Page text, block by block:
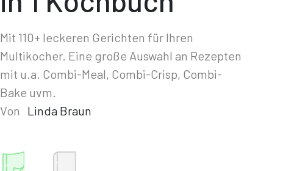
Mit 110+ leckeren Gerichten für Ihren
Multikocher. Eine große Auswahl an Rezepten
mit u.a. Combi-Meal, Combi-Crisp, Combi-
Bake uvm.
Von
Linda Braun